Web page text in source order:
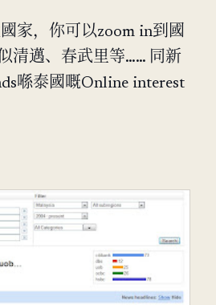
家，你可以zoom in到國
清邁、春武里等…… 同新
喺泰國嘅Online interest